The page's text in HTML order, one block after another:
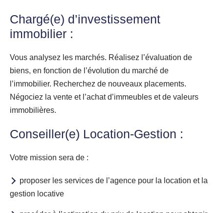
Chargé(e) d’investissement
immobilier :
Vous analysez les marchés. Réalisez l’évaluation de
biens, en fonction de l’évolution du marché de
l’immobilier. Recherchez de nouveaux placements.
Négociez la vente et l’achat d’immeubles et de valeurs
immobilières.
Conseiller(e) Location-Gestion :
Votre mission sera de :
proposer les services de l’agence pour la location et la
gestion locative